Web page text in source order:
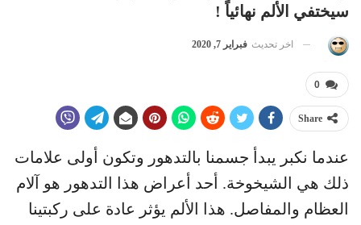
سيختفي الألم نهائياً !
اخر تحديث فبراير 7, 2020
0
Share
عندما نكبر يبدأ جسمنا بالتدهور وتكون أولى علامات
ذلك هي الشيخوخة. أحد أعراض هذا التدهور هو آلام
العظام والمفاصل. هذا الألم يؤثر عادة على ركبتينا